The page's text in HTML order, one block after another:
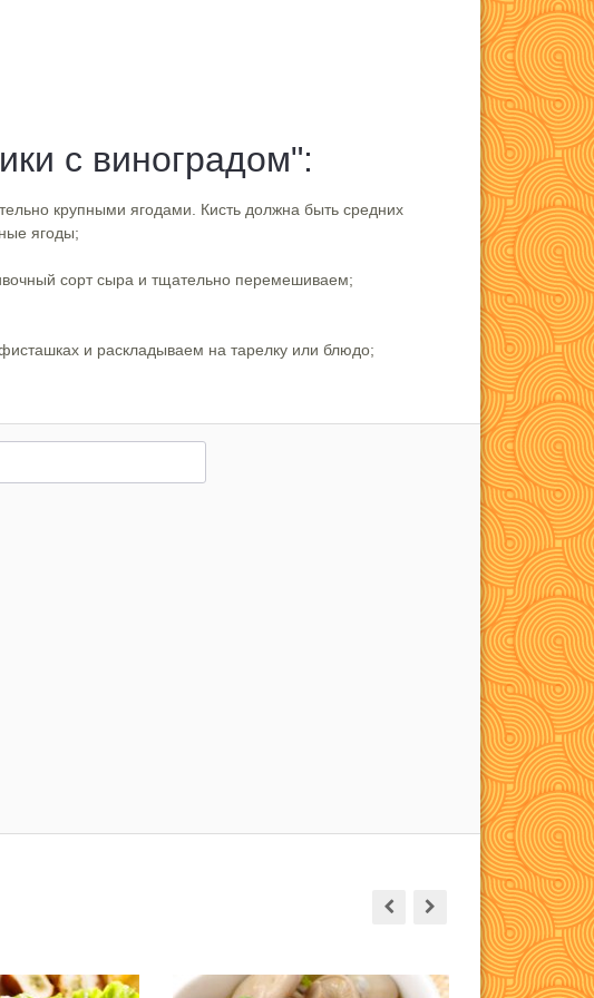
с виноградом":
крупными ягодами. Кисть должна быть средних
ягоды;
сорт сыра и тщательно перемешиваем;
и раскладываем на тарелку или блюдо;